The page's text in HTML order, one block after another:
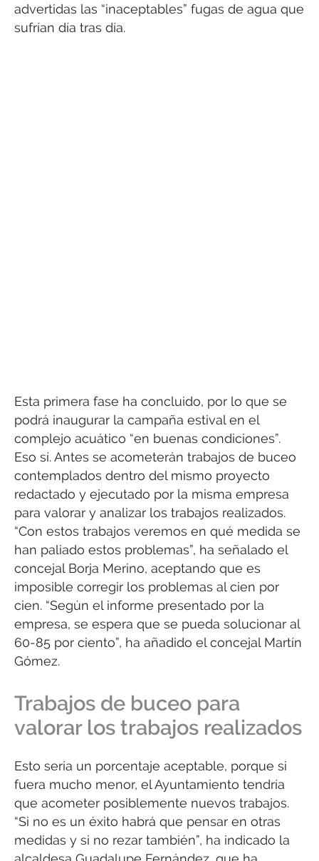
advertidas las “inaceptables” fugas de agua que
sufrían día tras día.
Esta primera fase ha concluido, por lo que se
podrá inaugurar la campaña estival en el
complejo acuático “en buenas condiciones”.
Eso sí. Antes se acometerán trabajos de buceo
contemplados dentro del mismo proyecto
redactado y ejecutado por la misma empresa
para valorar y analizar los trabajos realizados.
“Con estos trabajos veremos en qué medida se
han paliado estos problemas”, ha señalado el
concejal Borja Merino, aceptando que es
imposible corregir los problemas al cien por
cien. “Según el informe presentado por la
empresa, se espera que se pueda solucionar al
60-85 por ciento”, ha añadido el concejal Martín
Gómez.
Trabajos de buceo para
valorar los trabajos realizados
Esto sería un porcentaje aceptable, porque si
fuera mucho menor, el Ayuntamiento tendría
que acometer posiblemente nuevos trabajos.
“Si no es un éxito habrá que pensar en otras
medidas y si no rezar también”, ha indicado la